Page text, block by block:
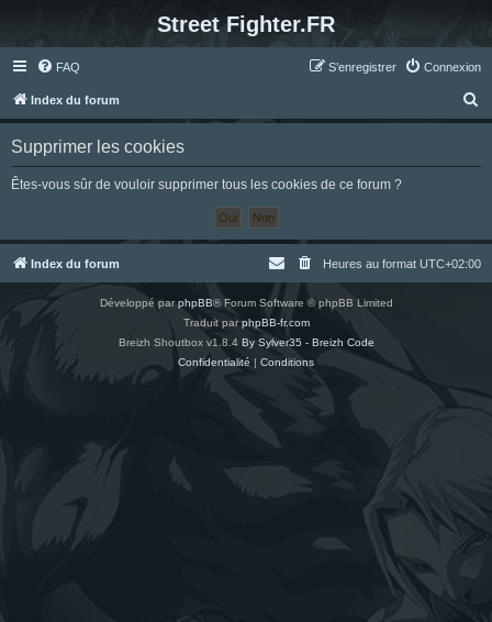
Street Fighter.FR
FAQ Connexion
S’enregistrer
Index du forum
e
h
Supprimer les cookies
Êtes-vous sûr de vouloir supprimer tous les cookies de ce forum ?
Index du forum Heures au format UTC+02:00
Développé parphpBB® Forum Software © phpBB Limited
Traduit parphpBB-fr.com
Breizh Shoutbox v1.8.4 By Sylver35 - Breizh Code
Confidentialité | Conditions